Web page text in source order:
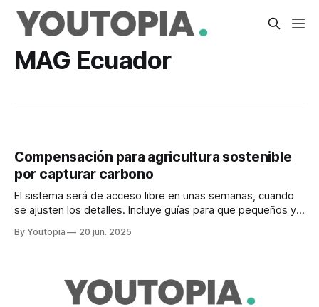
MAG Ecuador
Compensación para agricultura sostenible
por capturar carbono
El sistema será de acceso libre en unas semanas, cuando
se ajusten los detalles. Incluye guías para que pequeños y
By Youtopia 20 jun. 2025